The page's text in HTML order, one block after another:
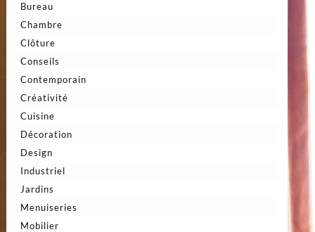
Bureau
Chambre
Clôture
Conseils
Contemporain
Créativité
Cuisine
Décoration
Design
Industriel
Jardins
Menuiseries
Mobilier